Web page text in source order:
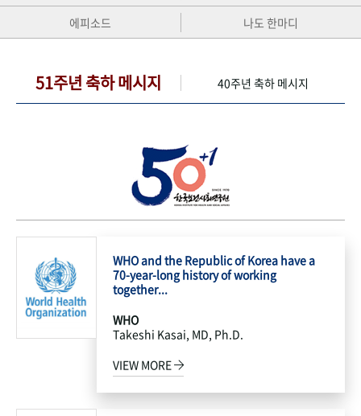
에피소드
나도 한마디
51주년 축하 메시지 40주년 축하 메시지
WHO and the Republic of Korea have a
70-year-long history of working
together...
WHO
Takeshi Kasai, MD, Ph.D.
VIEW MORE